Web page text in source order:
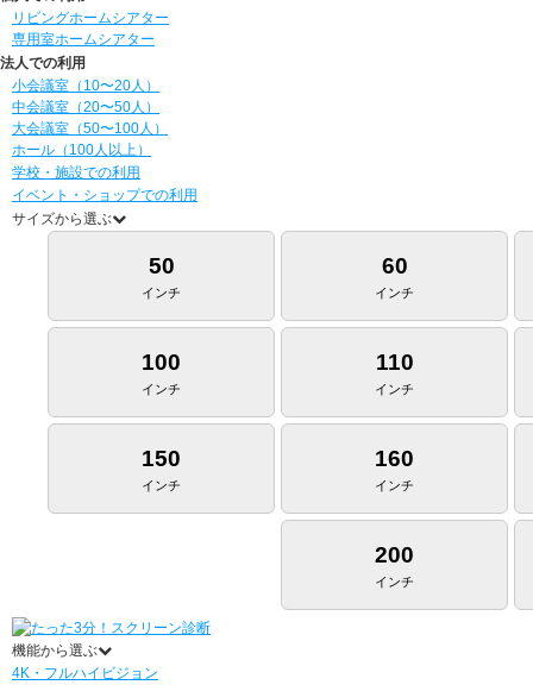
リビングホームシアター
専用室ホームシアター
法人での利用
小会議室（10〜20人）
中会議室（20〜50人）
大会議室（50〜100人）
ホール（100人以上）
学校・施設での利用
イベント・ショップでの利用
サイズから選ぶ
50
インチ
60
インチ
100
インチ
110
インチ
150
インチ
160
インチ
200
インチ
機能から選ぶ
4K・フルハイビジョン